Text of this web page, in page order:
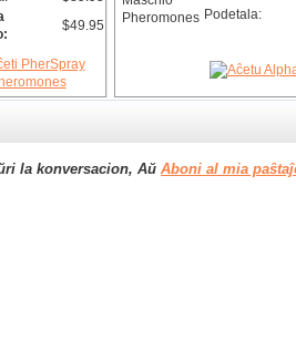
$49.95
Podetala:
la konversacion, Aŭ Aboni al mia